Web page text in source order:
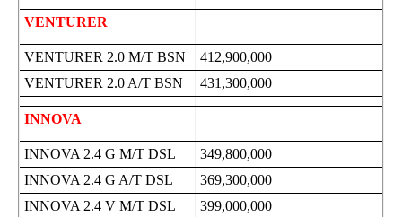
VENTURER
VENTURER 2.0 M/T BSN
412,900,000
VENTURER 2.0 A/T BSN
431,300,000
INNOVA
INNOVA 2.4 G M/T DSL
349,800,000
INNOVA 2.4 G A/T DSL
369,300,000
INNOVA 2.4 V M/T DSL
399,000,000